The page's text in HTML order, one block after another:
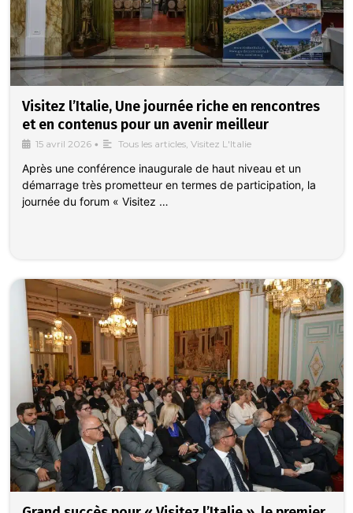
Visitez l’Italie, Une journée riche en rencontres
et en contenus pour un avenir meilleur
15 avril 2026 • Tous les articles, Visitez L'Italie
Après une conférence inaugurale de haut niveau et un
démarrage très prometteur en termes de participation, la
journée du forum « Visitez …